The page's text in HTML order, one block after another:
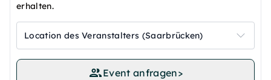
erhalten.
Location des Veranstalters (Saarbrücken)
Event anfragen>